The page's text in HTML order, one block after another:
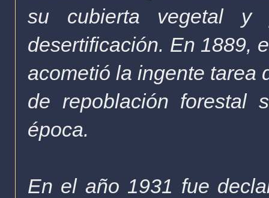
su cubierta vegetal y
desertificación. En 1889,
acometió la ingente tarea
de repoblación forestal
época.
En el año 1931 fue